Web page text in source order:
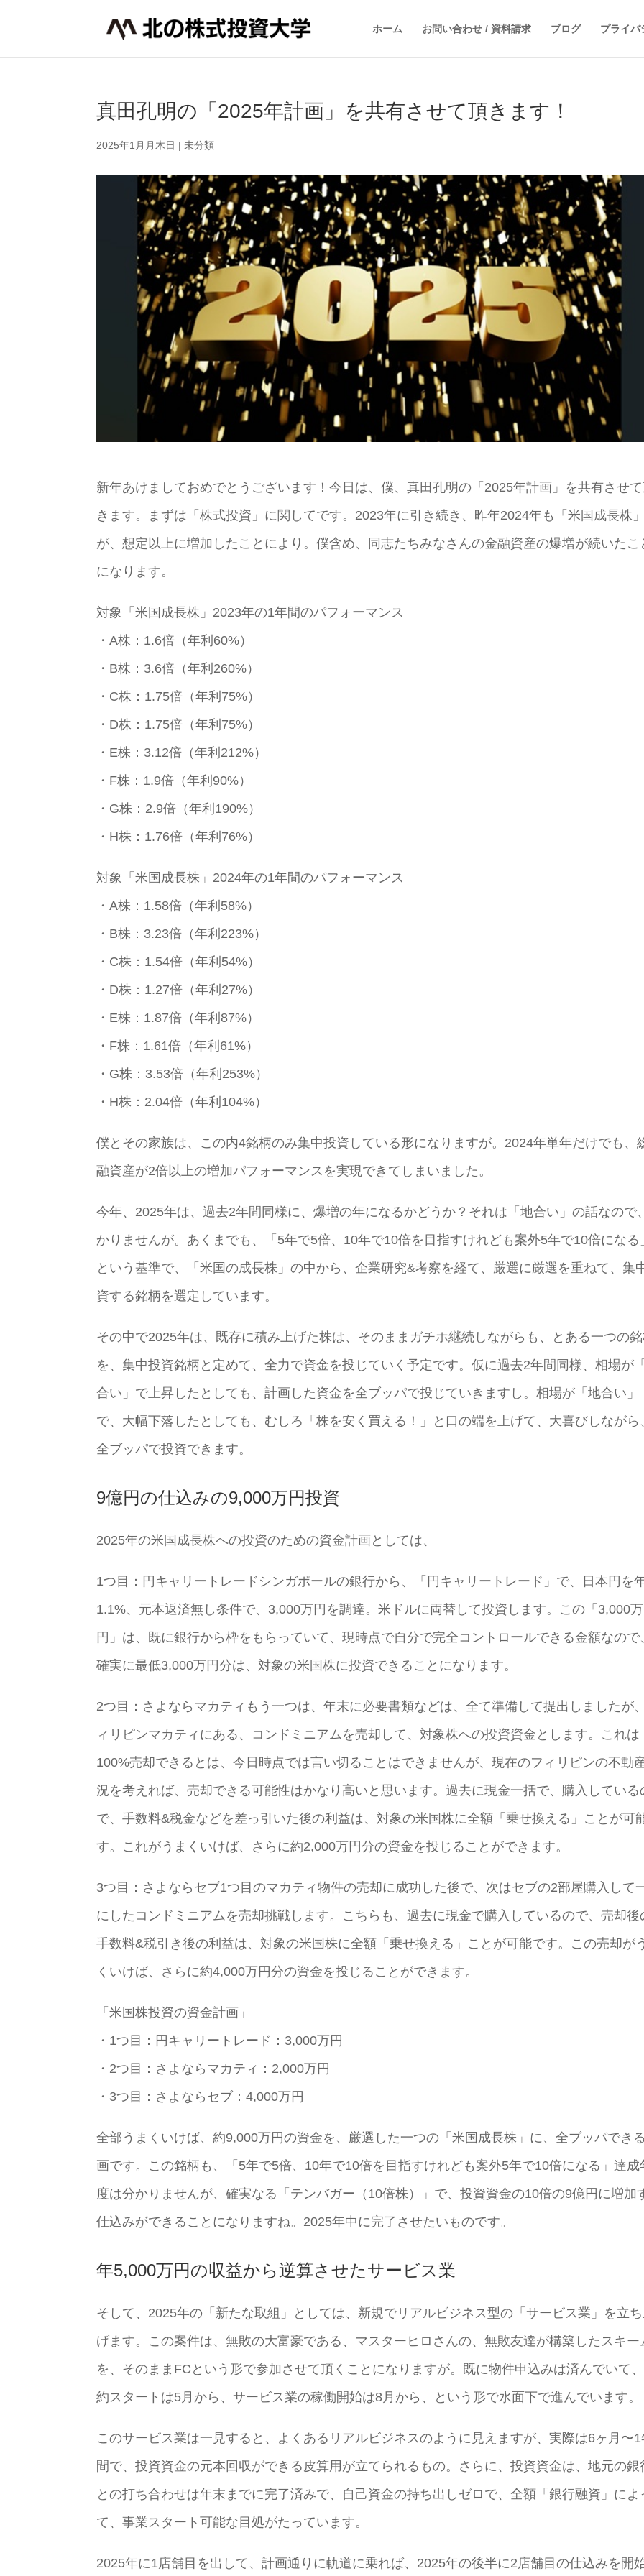
ホーム お問い合わせ / 資料請求 ブログ プライバ
真田孔明の「2025年計画」を共有させて頂きます！
2025年1月月木日 | 未分類
新年あけましておめでとうございます！今日は、僕、真田孔明の「2025年計画」を共有させ
きます。まずは「株式投資」に関してです。2023年に引き続き、昨年2024年も「米国成長株」
が、想定以上に増加したことにより。僕含め、同志たちみなさんの金融資産の爆増が続いたこ
になります。
対象「米国成長株」2023年の1年間のパフォーマンス
・A株：1.6倍（年利60%）
・B株：3.6倍（年利260%）
・C株：1.75倍（年利75%）
・D株：1.75倍（年利75%）
・E株：3.12倍（年利212%）
・F株：1.9倍（年利90%）
・G株：2.9倍（年利190%）
・H株：1.76倍（年利76%）
対象「米国成長株」2024年の1年間のパフォーマンス
・A株：1.58倍（年利58%）
・B株：3.23倍（年利223%）
・C株：1.54倍（年利54%）
・D株：1.27倍（年利27%）
・E株：1.87倍（年利87%）
・F株：1.61倍（年利61%）
・G株：3.53倍（年利253%）
・H株：2.04倍（年利104%）
僕とその家族は、この内4銘柄のみ集中投資している形になりますが。2024年単年だけでも、
融資産が2倍以上の増加パフォーマンスを実現できてしまいました。
今年、2025年は、過去2年間同様に、爆増の年になるかどうか？それは「地合い」の話なので
かりませんが。あくまでも、「5年で5倍、10年で10倍を目指すけれども案外5年で10倍になる
という基準で、「米国の成長株」の中から、企業研究&考察を経て、厳選に厳選を重ねて、集
資する銘柄を選定しています。
その中で2025年は、既存に積み上げた株は、そのままガチホ継続しながらも、とある一つの
を、集中投資銘柄と定めて、全力で資金を投じていく予定です。仮に過去2年間同様、相場が
合い」で上昇したとしても、計画した資金を全ブッパで投じていきますし。相場が「地合い」
で、大幅下落したとしても、むしろ「株を安く買える！」と口の端を上げて、大喜びしながら
全ブッパで投資できます。
9億円の仕込みの9,000万円投資
2025年の米国成長株への投資のための資金計画としては、
1つ目：円キャリートレードシンガポールの銀行から、「円キャリートレード」で、日本円を
1.1%、元本返済無し条件で、3,000万円を調達。米ドルに両替して投資します。この「3,000万
円」は、既に銀行から枠をもらっていて、現時点で自分で完全コントロールできる金額なので
確実に最低3,000万円分は、対象の米国株に投資できることになります。
2つ目：さよならマカティもう一つは、年末に必要書類などは、全て準備して提出しましたが
ィリピンマカティにある、コンドミニアムを売却して、対象株への投資資金とします。これは
100%売却できるとは、今日時点では言い切ることはできませんが、現在のフィリピンの不動
況を考えれば、売却できる可能性はかなり高いと思います。過去に現金一括で、購入している
で、手数料&税金などを差っ引いた後の利益は、対象の米国株に全額「乗せ換える」ことが可
す。これがうまくいけば、さらに約2,000万円分の資金を投じることができます。
3つ目：さよならセブ1つ目のマカティ物件の売却に成功した後で、次はセブの2部屋購入して
にしたコンドミニアムを売却挑戦します。こちらも、過去に現金で購入しているので、売却後
手数料&税引き後の利益は、対象の米国株に全額「乗せ換える」ことが可能です。この売却が
くいけば、さらに約4,000万円分の資金を投じることができます。
「米国株投資の資金計画」
・1つ目：円キャリートレード：3,000万円
・2つ目：さよならマカティ：2,000万円
・3つ目：さよならセブ：4,000万円
全部うまくいけば、約9,000万円の資金を、厳選した一つの「米国成長株」に、全ブッパでき
画です。この銘柄も、「5年で5倍、10年で10倍を目指すけれども案外5年で10倍になる」達成
度は分かりませんが、確実なる「テンバガー（10倍株）」で、投資資金の10倍の9億円に増加
仕込みができることになりますね。2025年中に完了させたいものです。
年5,000万円の収益から逆算させたサービス業
そして、2025年の「新たな取組」としては、新規でリアルビジネス型の「サービス業」を立ち
げます。この案件は、無敗の大富豪である、マスターヒロさんの、無敗友達が構築したスキー
を、そのままFCという形で参加させて頂くことになりますが。既に物件申込みは済んでいて
約スタートは5月から、サービス業の稼働開始は8月から、という形で水面下で進んでいます。
このサービス業は一見すると、よくあるリアルビジネスのように見えますが、実際は6ヶ月〜1
間で、投資資金の元本回収ができる皮算用が立てられるもの。さらに、投資資金は、地元の銀
との打ち合わせは年末までに完了済みで、自己資金の持ち出しゼロで、全額「銀行融資」によ
て、事業スタート可能な目処がたっています。
2025年に1店舗目を出して、計画通りに軌道に乗れば、2025年の後半に2店舗目の仕込みを開始